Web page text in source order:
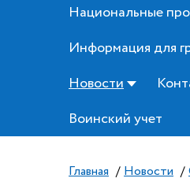
Национальные
Информация для
Новости
Воинский учет
Главная / Новости /